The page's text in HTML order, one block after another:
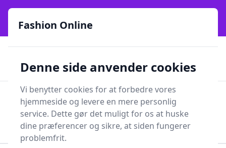
Fashion Online - Din genvej til stil, trends og smarte fund
online siden 2017
Lynhurtig levering ⭐⭐⭐⭐⭐✨981 forskellige produkttyper
Fashion Online
Søg
Fashion Online
Denne side anvender cookies
Vi benytter cookies for at forbedre vores
hjemmeside og levere en mere personlig
service. Dette gør det muligt for os at huske
dine præferencer og sikre, at siden fungerer
problemfrit.